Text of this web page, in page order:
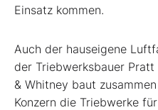
Einsatz kommen.
Auch der hauseigene
der Triebwerksbauer
& Whitney baut
Konzern die Triebwerke